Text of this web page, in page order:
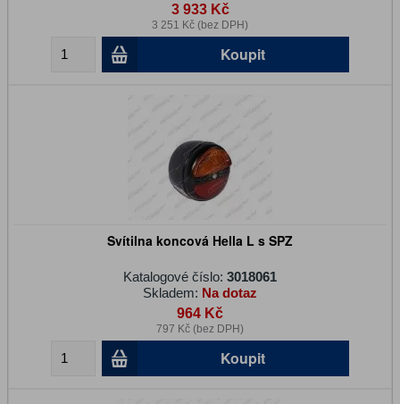
3 933 Kč
3 251 Kč (bez DPH)
Koupit
Svítilna koncová Hella L s SPZ
Katalogové číslo: 3018061
Skladem: Na dotaz
964 Kč
797 Kč (bez DPH)
Koupit